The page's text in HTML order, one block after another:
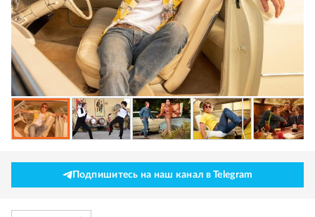
Подпишитесь на наш канал в Telegram